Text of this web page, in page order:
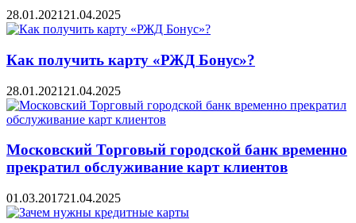
28.01.2021 21.04.2025
Как получить карту «РЖД Бонус»?
28.01.2021 21.04.2025
Московский Торговый городской банк временно
прекратил обслуживание карт клиентов
01.03.201721.04.2025